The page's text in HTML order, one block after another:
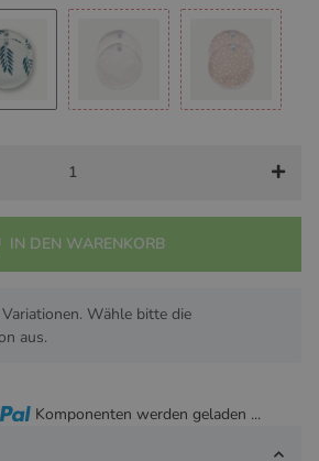
IN DEN WARENKORB
Wähle bitte die
aus.
Komponenten werden geladen ...